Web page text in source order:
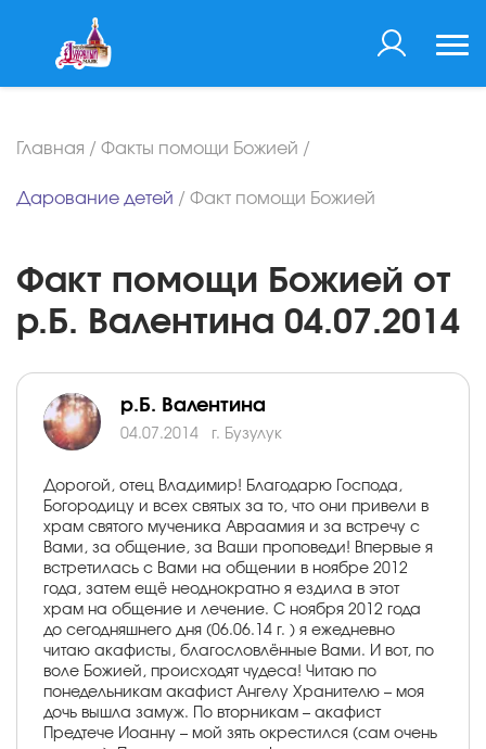
Главная / Факты помощи Божией /
Дарование детей / Факт помощи Божией
Факт помощи Божией от
р.Б. Валентина 04.07.2014
р.Б. Валентина
04.07.2014 г. Бузулук
Дорогой, отец Владимир! Благодарю Господа,
Богородицу и всех святых за то, что они привели в
храм святого мученика Авраамия и за встречу с
Вами, за общение, за Ваши проповеди! Впервые я
встретилась с Вами на общении в ноябре 2012
года, затем ещё неоднократно я ездила в этот
храм на общение и лечение. С ноября 2012 года
до сегодняшнего дня (06.06.14 г. ) я ежедневно
читаю акафисты, благословлённые Вами. И вот, по
воле Божией, происходят чудеса! Читаю по
понедельникам акафист Ангелу Хранителю – моя
дочь вышла замуж. По вторникам – акафист
Предтече Иоанну – мой зять окрестился (сам очень